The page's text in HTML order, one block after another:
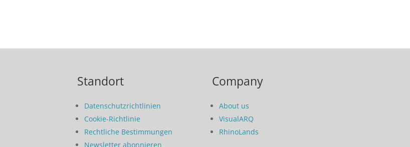
Standort
Datenschutzrichtlinien
Cookie-Richtlinie
Rechtliche Bestimmungen
Newsletter abonnieren
Company
About us
VisualARQ
RhinoLands